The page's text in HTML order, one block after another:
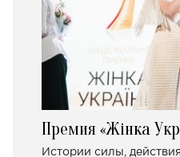
Премия «Жінка
Истории силы,